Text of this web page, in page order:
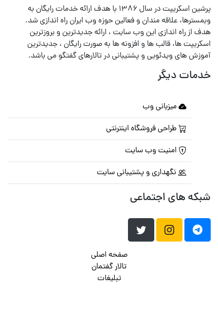
پرشین اسکریپت در سال ۱۳۸۶ با هدف ارائه خدمات رایگان به
وبمسترها، علاقه مندان و فعالین حوزه وب ایران راه اندازی شد.
هدف از راه اندازی این وب سایت ، ارائه جدیدترین و بروزترین
اسکریپت ها، قالب ها و افزونه ها به صورت رایگان ، جدیدترین
آموزش های ویدئویی و پشتیبانی در تالارهای گفتگو می باشد.
خدمات دیگر
میزبانی وب
طراحی فروشگاه اینترنتی
امنیت وب سایت
نگهداری و پشتیبانی سایت
شبکه های اجتماعی
صفحه اصلی
تالار گفتمان
تبلیغات